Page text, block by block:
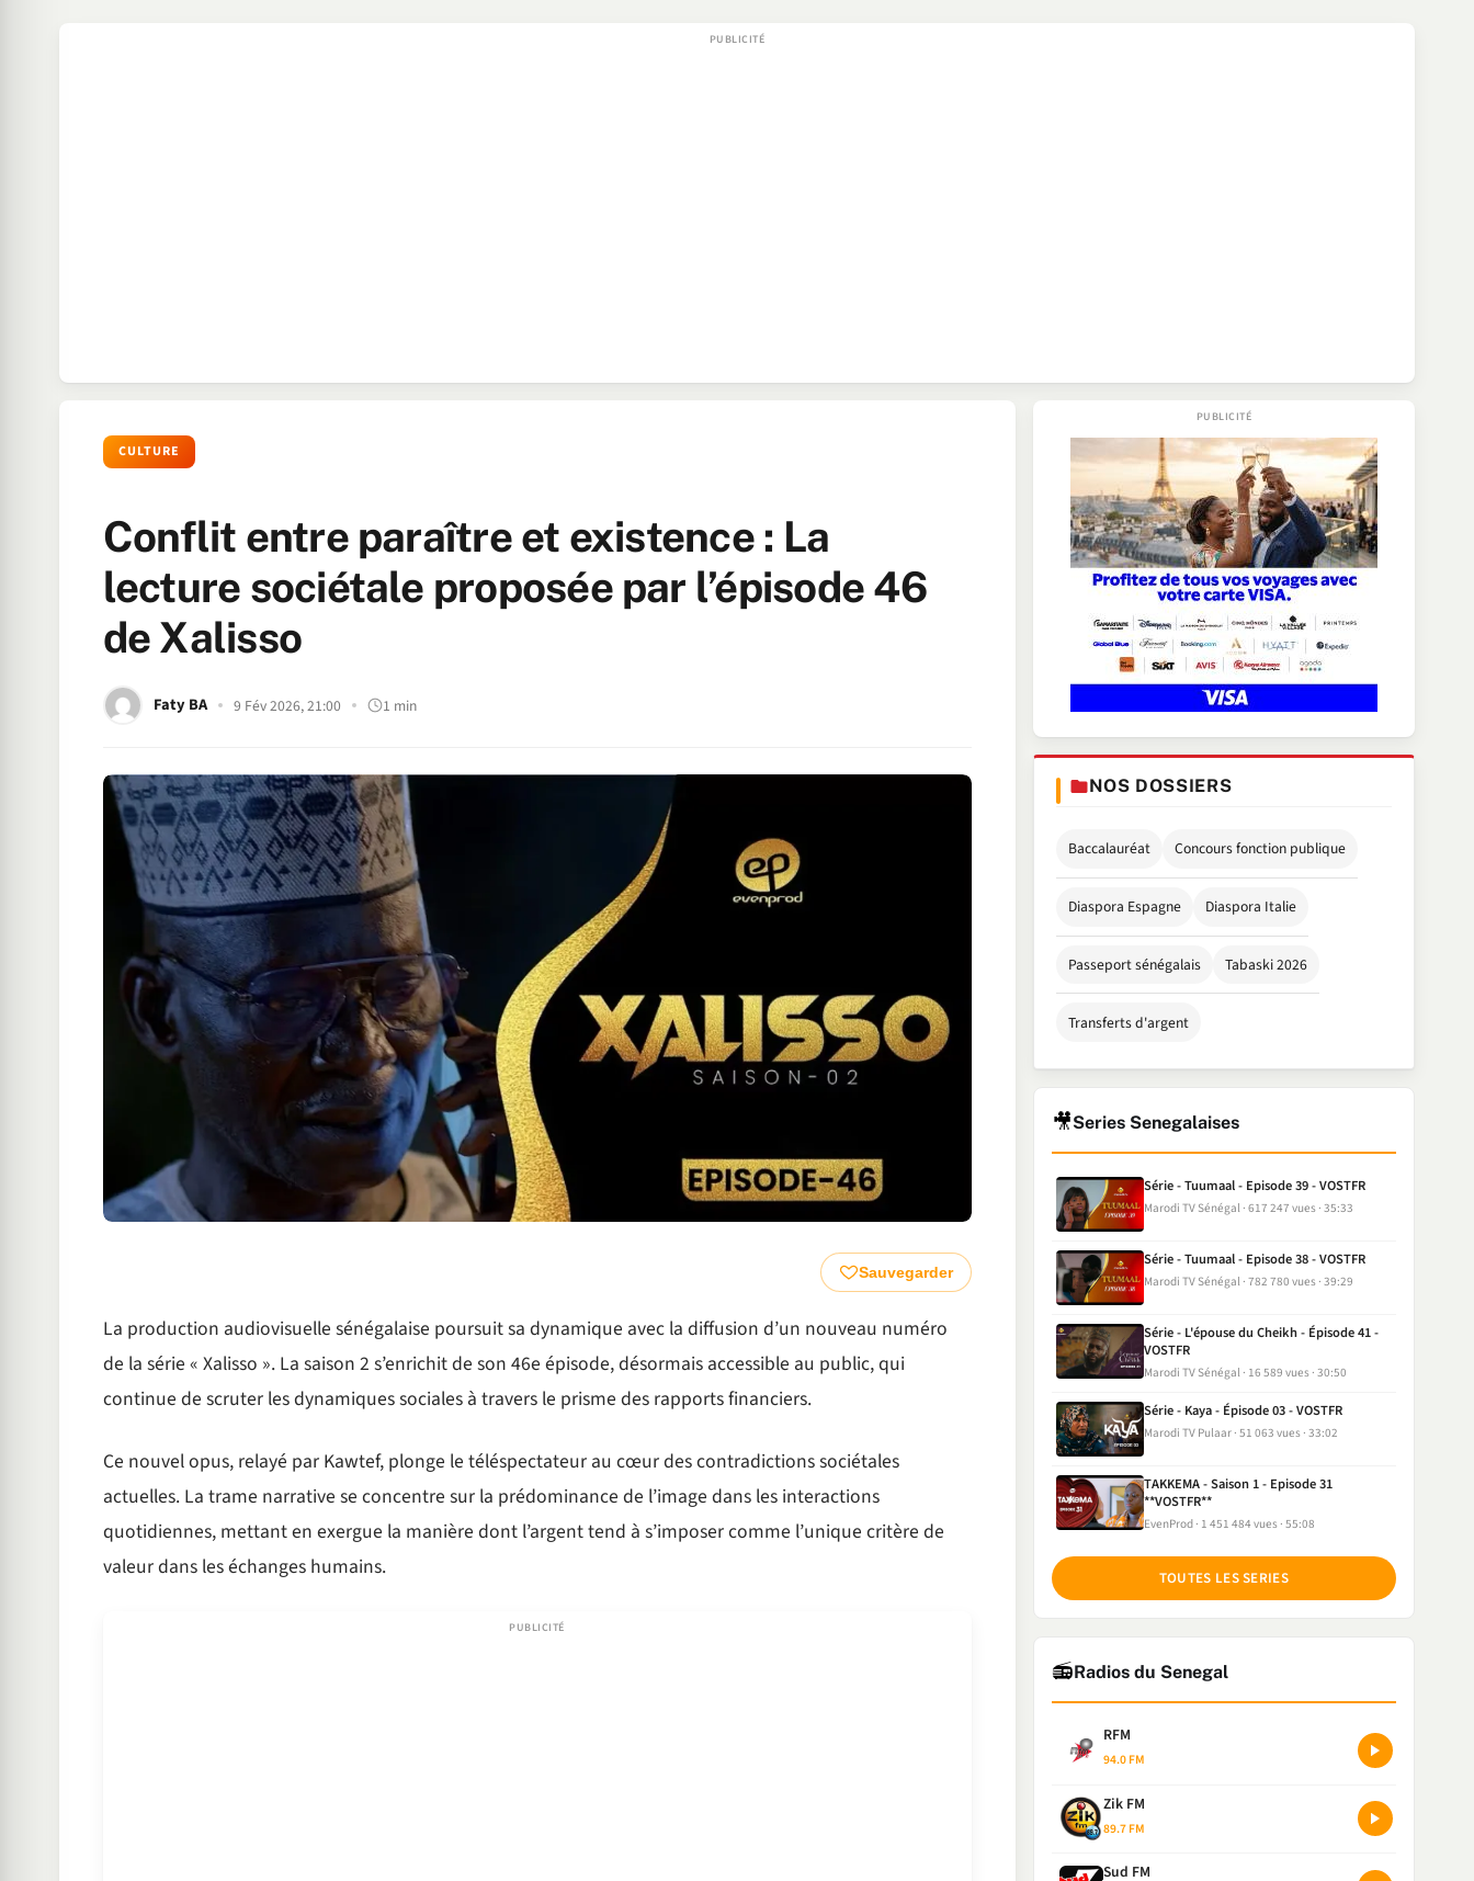
CULTURE
Conflit entre paraître et existence : La
lecture sociétale proposée par l’épisode 46
de Xalisso
Faty BA 9 Fév 2026, 21:00 1 min
Sauvegarder
La production audiovisuelle sénégalaise poursuit sa dynamique avec la diffusion d’un nouveau numéro
de la série « Xalisso ». La saison 2 s’enrichit de son 46e épisode, désormais accessible au public, qui
continue de scruter les dynamiques sociales à travers le prisme des rapports financiers.
Ce nouvel opus, relayé par Kawtef, plonge le téléspectateur au cœur des contradictions sociétales
actuelles. La trame narrative se concentre sur la prédominance de l’image dans les interactions
quotidiennes, mettant en exergue la manière dont l’argent tend à s’imposer comme l’unique critère de
valeur dans les échanges humains.
NOS DOSSIERS
Baccalauréat Concours fonction publique
Diaspora Espagne Diaspora Italie
Passeport sénégalais Tabaski 2026
Transferts d'argent
🎥Series Senegalaises
Série - Tuumaal - Episode 39 - VOSTFR
Marodi TV Sénégal 617 247 vues 35:33
Série - Tuumaal - Episode 38 - VOSTFR
Marodi TV Sénégal 782 780 vues 39:29
Série - L'épouse du Cheikh - Épisode 41 -
VOSTFR
Marodi TV Sénégal 16 589 vues 30:50
Série - Kaya - Épisode 03 - VOSTFR
Marodi TV Pulaar 51 063 vues 33:02
TAKKEMA - Saison 1 - Episode 31
**VOSTFR**
EvenProd 1 451 484 vues 55:08
TOUTES LES SERIES
📻Radios du Senegal
RFM
94.0 FM
Zik FM
89.7 FM
Sud FM